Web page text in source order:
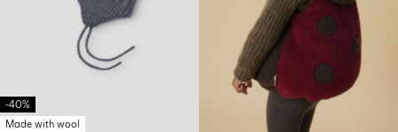
-40%
Made with wool